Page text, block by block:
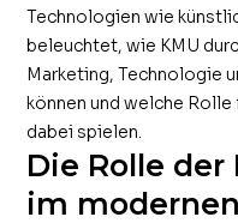
Technologien wie
beleuchtet, wie KMU
Marketing, Technologie
können und welche
dabei spielen.
Die Rolle
im